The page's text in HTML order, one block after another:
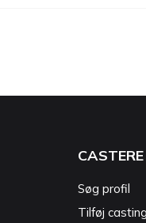
CASTERE
Søg profil
Tilføj